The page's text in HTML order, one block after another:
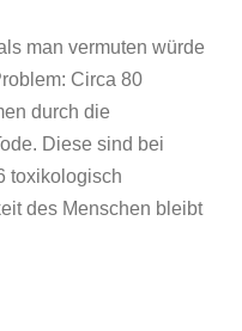
man vermuten würde
Circa 80
durch die
Diese sind bei
toxikologisch
des Menschen bleibt